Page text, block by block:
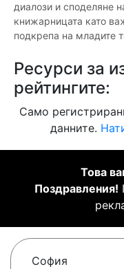
диалози и споделяне
книжарницата като
подкрепа на младите
Ресурси за
рейтингите:
Само
данните.
Това
Поздравления!
София